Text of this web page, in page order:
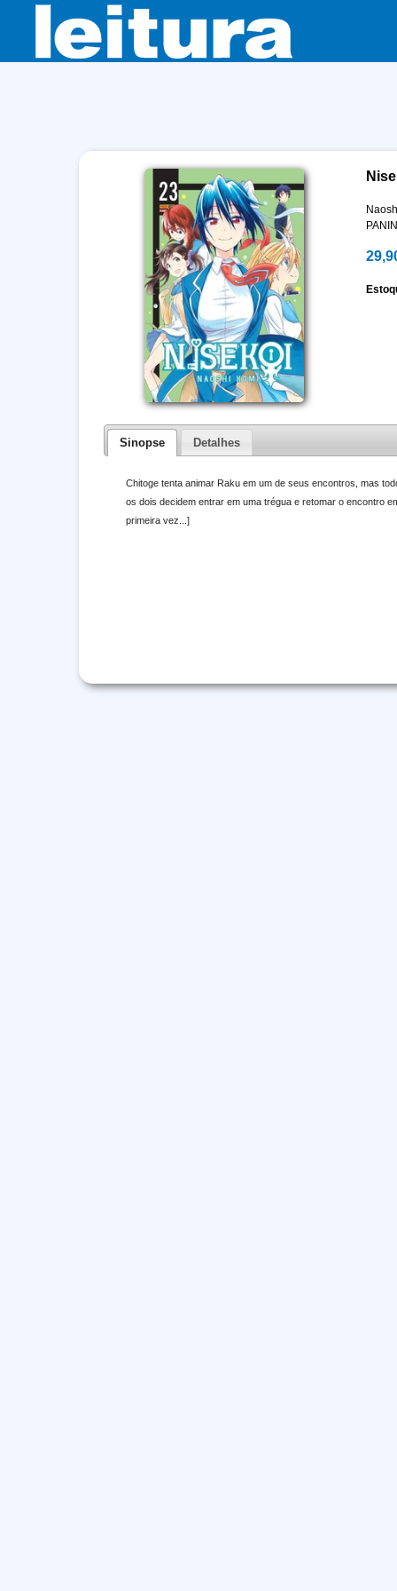
Sinopse Detalhes
Chitoge tenta animar Raku em um de seus encontros, mas
os dois decidem entrar em uma trégua e retomar o encontro
primeira vez...]